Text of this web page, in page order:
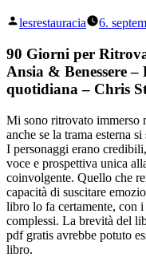
Posted
lesrestauracia 6.
90 Giorni per
Ansia & Benessere
quotidiana – Chris
Mi sono ritrovato immerso
anche se la trama esterna
I personaggi erano
voce e prospettiva unica
coinvolgente. Quello che
capacità di suscitare
libro lo fa certamente, con
complessi. La brevità del
pdf gratis avrebbe potuto
libro.